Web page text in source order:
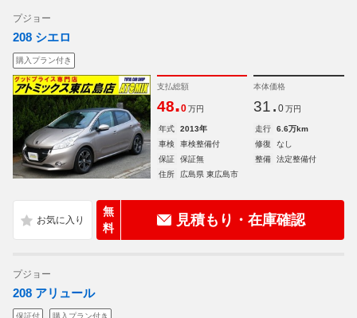
プジョー
208 シエロ
購入プラン付き
支払総額
48.0 万円
本体価格
31. 0 万円
年式 2013年 走行
6.6万km
車検
車検整備付 修復
なし
保証
保証無 整備
法定整備付
住所
広島県 東広島市
無
料
見積もり・在庫確認
プジョー
208 アリュール
保証付 購入プラン付き